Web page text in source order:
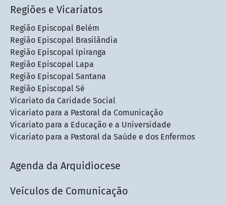
Regiões e Vicariatos
Região Episcopal Belém
Região Episcopal Brasilândia
Região Episcopal Ipiranga
Região Episcopal Lapa
Região Episcopal Santana
Região Episcopal Sé
Vicariato da Caridade Social
Vicariato para a Pastoral da Comunicação
Vicariato para a Educação e a Universidade
Vicariato para a Pastoral da Saúde e dos Enfermos
Agenda da Arquidiocese
Veículos de Comunicação